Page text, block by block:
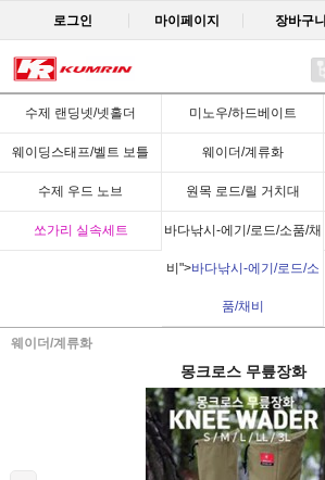
로그인 마이페이지 장바구니
수제 랜딩넷/넷홀더 미노우/하드베이트
웨이딩스태프/벨트 보틀 웨이더/계류화
수제 우드 노브 원목 로드/릴 거치대
쏘가리 실속세트 바다낚시-에기/로드/소품/채
비">바다낚시-에기/로드/소
품/채비
웨이더/계류화
몽크로스 무릎장화